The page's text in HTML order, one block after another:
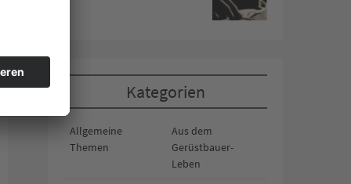
Kategorien
Allgemeine
Themen
Aus dem
Gerüstbauer-
Leben